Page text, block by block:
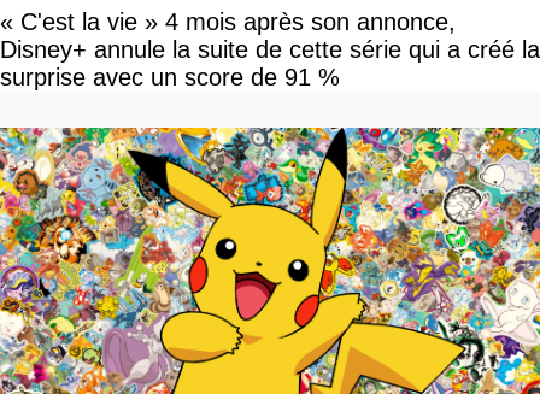
« C'est la vie » 4 mois après son annonce,
Disney+ annule la suite de cette série qui a créé la
surprise avec un score de 91 %